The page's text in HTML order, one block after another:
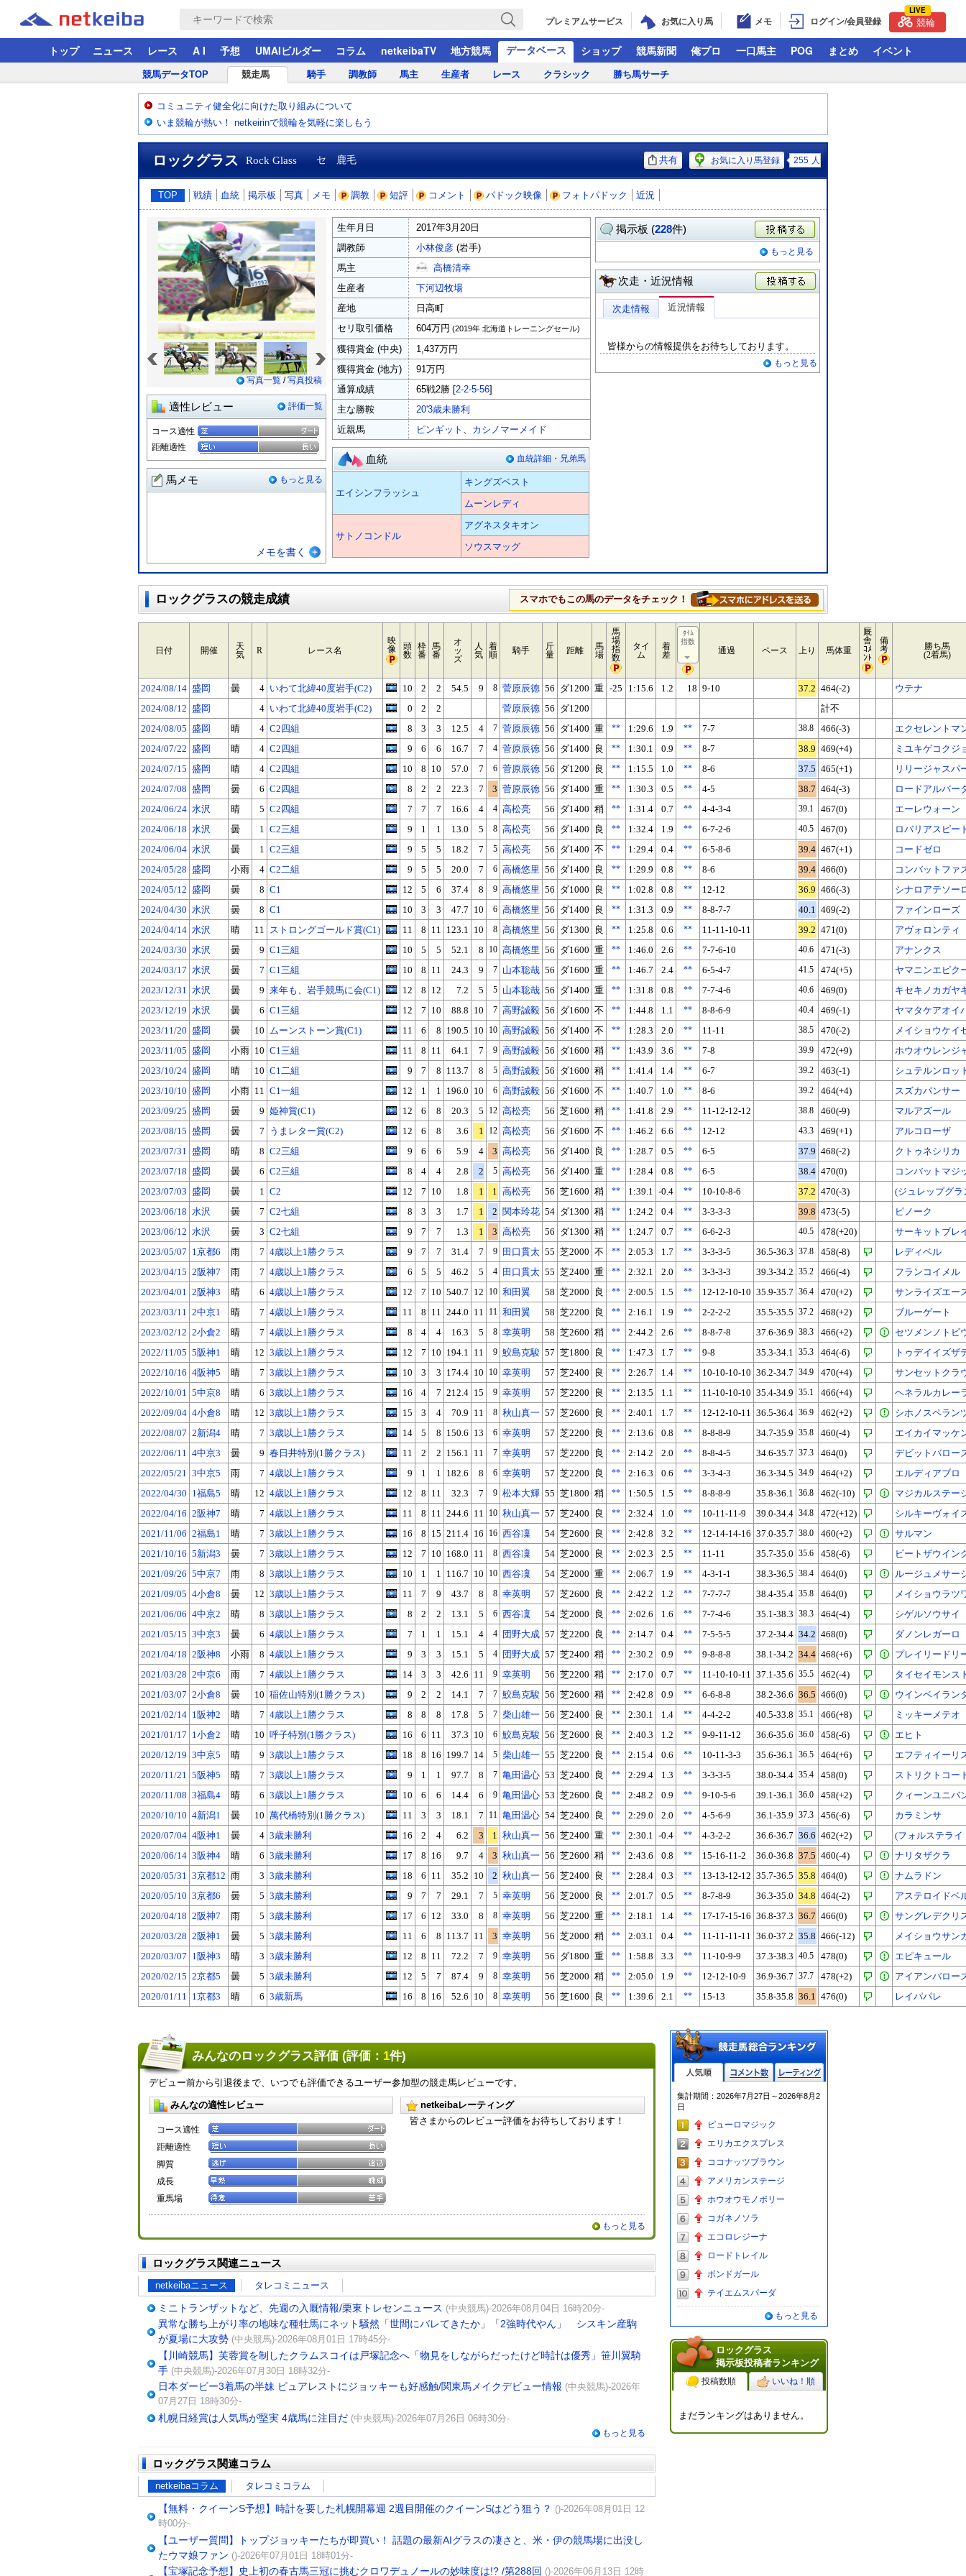
プレミアムサービス お気に入り馬 メモ ログイン/会員登録
LIVE
競輪
トップ ニュース レース A I 予想 UMAIビルダー コラム netkeibaTV 地方競馬 データベース ショップ 競馬新聞 俺プロ 一口馬主 POG まとめ イベント
競馬データTOP 競走馬 騎手 調教師 馬主 生産者 レース クラシック 勝ち馬サーチ
コミュニティ健全化に向けた取り組みについて
いま競輪が熱い！ netkeirinで競輪を気軽に楽しもう
ロックグラス Rock Glass セ 鹿毛 共有 お気に入り馬登録 255 人
Facebook LINE URLをコピー
TOP 戦績 血統 掲示板 写真 メモ 調教 短評 コメント パドック映像 フォトパドック 近況
写真一覧 /写真投稿
適性レビュー 評価一覧
コース適性
距離適性
馬メモ もっと見る
メモを書く
生年月日
2017年3月20日
調教師
小林俊彦 (岩手)
馬主
高橋清幸
生産者
下河辺牧場
産地
日高町
セリ取引価格
604万円 (2019年 北海道トレーニングセール)
獲得賞金 (中央)
1,437万円
獲得賞金 (地方)
91万円
通算成績
65戦2勝 [2-2-5-56]
主な勝鞍
20'3歳未勝利
近親馬
ピンギット 、 カシノマーメイド
血統 血統詳細・兄弟馬
エイシンフラッシュ
キングズベスト
ムーンレディ
サトノコンドル
アグネスタキオン
ソウスマッグ
掲示板 (228件)
投稿する
もっと見る
次走・近況情報
次走情報 近況情報
皆様からの情報提供をお待ちしております。
もっと見る
ロックグラスの競走成績 スマホでもこの馬のデータをチェック！
日付 開催
天
気
R レース名
映
像
頭
数
枠
番
馬
番
オ
ッ
ズ
人
気
着
順
騎手
斤
量
距離
馬
場
馬
場
指
数
タイ
ム
着
差
ﾀｲﾑ
指数
通過 ペース 上り 馬体重
厩
舎
ｺﾒ
ﾝﾄ
備
考
勝ち馬
(2着馬)
2024/08/14 盛岡 曇 4 いわて北緯40度岩手(C2) 10 2 2 54.5 9 8 菅原辰徳 56 ダ1200 重 -25 1:15.6 1.2 18 9-10 37.2 464(-2)
ウテナ
2024/08/12 盛岡 4 いわて北緯40度岩手(C2) 0 2 2 菅原辰徳 56 ダ1200
計不
2024/08/05 盛岡 晴 4 C2四組 8 3 3 12.5 4 7 菅原辰徳 56 ダ1400 重 ** 1:29.6 1.9 ** 7-7 38.8 466(-3)
エクセレントマ
2024/07/22 盛岡 晴 4 C2四組 9 6 6 16.7 7 4 菅原辰徳 56 ダ1400 良 ** 1:30.1 0.9 ** 8-7 38.9 469(+4)
ミユキゲコクジ
2024/07/15 盛岡 晴 4 C2四組 10 8 10 57.0 7 6 菅原辰徳 56 ダ1200 良 ** 1:15.5 1.0 ** 8-6 37.5 465(+1)
リリージャスパ
2024/07/08 盛岡 曇 6 C2四組 8 2 2 22.3 7 3 菅原辰徳 56 ダ1400 重 ** 1:30.3 0.5 ** 4-5 38.7 464(-3)
ロードアルバー
2024/06/24 水沢 晴 5 C2四組 7 7 7 16.6 4 4 高松亮 56 ダ1400 稍 ** 1:31.4 0.7 ** 4-4-3-4 39.1 467(0)
エーレウォーン
2024/06/18 水沢 曇 1 C2三組 9 1 1 13.0 5 8 高松亮 56 ダ1400 良 ** 1:32.4 1.9 ** 6-7-2-6 40.5 467(0)
ロバリアスピー
2024/06/04 水沢 曇 1 C2三組 9 5 5 18.2 7 5 高松亮 56 ダ1400 不 ** 1:29.4 0.4 ** 6-5-8-6 39.4 467(+1)
コードゼロ
2024/05/28 盛岡 小雨 4 C2二組 9 5 5 20.0 7 6 高橋悠里 56 ダ1400 良 ** 1:29.9 0.8 ** 8-6 39.4 466(0)
コンバットファ
2024/05/12 盛岡 曇 8 C1 12 5 6 37.4 8 9 高橋悠里 56 ダ1000 良 ** 1:02.8 0.8 ** 12-12 36.9 466(-3)
シナロアテソー
2024/04/30 水沢 曇 8 C1 10 3 3 47.7 10 6 高橋悠里 56 ダ1400 良 ** 1:31.3 0.9 ** 8-8-7-7 40.1 469(-2)
ファインローズ
2024/04/14 水沢 晴 11 ストロングゴールド賞(C1) 11 8 11 123.1 10 8 高橋悠里 56 ダ1300 良 ** 1:25.8 0.6 ** 11-11-10-11 39.2 471(0)
アヴォロンティ
2024/03/30 水沢 曇 9 C1三組 10 5 5 52.1 8 10 高橋悠里 56 ダ1600 重 ** 1:46.0 2.6 ** 7-7-6-10 40.6 471(-3)
アナンクス
2024/03/17 水沢 曇 7 C1三組 10 8 11 24.3 9 7 山本聡哉 56 ダ1600 重 ** 1:46.7 2.4 ** 6-5-4-7 41.5 474(+5)
ヤマニンエピク
2023/12/31 水沢 曇 9 来年も、岩手競馬に会(C1) 12 8 12 7.2 5 5 山本聡哉 56 ダ1400 重 ** 1:31.8 0.8 ** 7-7-4-6 40.6 469(0)
キセキノカガヤ
2023/12/19 水沢 曇 6 C1三組 12 7 10 88.8 10 7 高野誠毅 56 ダ1600 不 ** 1:44.8 1.1 ** 8-8-6-9 40.4 469(-1)
ヤマタケアオイ
2023/11/20 盛岡 曇 10 ムーンストーン賞(C1) 11 6 8 190.5 10 10 高野誠毅 56 ダ1400 不 ** 1:28.3 2.0 ** 11-11 38.5 470(-2)
メイショウケイ
2023/11/05 盛岡 小雨 10 C1三組 11 8 11 64.1 7 9 高野誠毅 56 ダ1600 稍 ** 1:43.9 3.6 ** 7-8 39.9 472(+9)
ホウオウレンジ
2023/10/24 盛岡 晴 10 C1二組 9 7 8 113.7 8 5 高野誠毅 56 ダ1600 稍 ** 1:41.4 1.4 ** 6-7 39.2 463(-1)
シュテルンロッ
2023/10/10 盛岡 小雨 11 C1一組 12 1 1 196.0 10 6 高野誠毅 56 ダ1600 不 ** 1:40.7 1.0 ** 8-6 39.2 464(+4)
スズカパンサー
2023/09/25 盛岡 曇 9 姫神賞(C1) 12 6 8 20.3 5 12 高松亮 56 芝1600 稍 ** 1:41.8 2.9 ** 11-12-12-12 38.8 460(-9)
マルアズール
2023/08/15 盛岡 曇 7 うまレター賞(C2) 12 6 8 3.6 1 12 高松亮 56 ダ1600 不 ** 1:46.2 6.6 ** 12-12 43.3 469(+1)
アルコローザ
2023/07/31 盛岡 晴 8 C2三組 9 6 6 5.9 4 3 高松亮 56 ダ1400 良 ** 1:28.7 0.5 ** 6-5 37.9 468(-2)
クトゥネシリカ
2023/07/18 盛岡 曇 6 C2三組 8 4 4 2.8 2 5 高松亮 56 ダ1400 重 ** 1:28.4 0.8 ** 6-5 38.4 470(0)
コンバットマジ
2023/07/03 盛岡 曇 1 C2 12 7 10 1.8 1 1 高松亮 56 芝1600 稍 ** 1:39.1 -0.4 ** 10-10-8-6 37.2 470(-3)
(ジュレップグラ
2023/06/18 水沢 曇 7 C2七組 8 3 3 1.7 1 2 関本玲花 54 ダ1300 稍 ** 1:24.2 0.4 ** 3-3-3-3 39.8 473(-5)
ピノーク
2023/06/12 水沢 曇 3 C2七組 9 7 7 1.3 1 3 高松亮 56 ダ1300 稍 ** 1:24.7 0.7 ** 6-6-2-3 40.5 478(+20)
サーキットブレ
2023/05/07 1京都6 雨 7 4歳以上1勝クラス 9 7 7 31.4 7 9 田口貫太 55 芝2000 不 ** 2:05.3 1.7 ** 3-3-3-5 36.5-36.3 37.8 458(-8)
レディベル
2023/04/15 2阪神7 雨 7 4歳以上1勝クラス 6 5 5 46.2 5 4 田口貫太 55 芝2400 重 ** 2:32.1 2.0 ** 3-3-3-3 39.3-34.2 35.2 466(-4)
フランコイメル
2023/04/01 2阪神3 晴 6 4歳以上1勝クラス 12 7 10 540.7 12 10 和田翼 58 芝2000 良 ** 2:00.5 1.5 ** 12-12-10-10 35.9-35.7 36.4 470(+2)
サンライズエー
2023/03/11 2中京1 晴 7 4歳以上1勝クラス 11 8 11 244.0 11 11 和田翼 58 芝2200 良 ** 2:16.1 1.9 ** 2-2-2-2 35.5-35.5 37.2 468(+2)
ブルーゲート
2023/02/12 2小倉2 晴 7 4歳以上1勝クラス 8 4 4 16.3 5 8 幸英明 58 芝2600 稍 ** 2:44.2 2.6 ** 8-8-7-8 37.6-36.9 38.3 466(+2)
セツメンノトビ
2022/11/05 5阪神1 晴 12 3歳以上1勝クラス 12 7 10 194.1 11 9 鮫島克駿 57 芝1800 良 ** 1:47.3 1.7 ** 9-8 35.3-34.1 35.3 464(-6)
トゥデイイズザ
2022/10/16 4阪神5 晴 7 3歳以上1勝クラス 10 3 3 174.4 10 10 幸英明 57 芝2400 良 ** 2:26.7 1.4 ** 10-10-10-10 36.2-34.7 34.9 470(+4)
サンセットクラ
2022/10/01 5中京8 晴 6 3歳以上1勝クラス 16 4 7 212.4 15 9 幸英明 57 芝2200 良 ** 2:13.5 1.1 ** 11-10-10-10 35.4-34.9 35.1 466(+4)
ヘネラルカレー
2022/09/04 4小倉8 晴 12 3歳以上1勝クラス 15 3 4 70.9 11 8 秋山真一 57 芝2600 良 ** 2:40.1 1.7 ** 12-12-10-11 36.5-36.4 36.9 462(+2)
シホノスペラン
2022/08/07 2新潟4 晴 7 3歳以上1勝クラス 14 5 8 150.6 13 6 幸英明 57 芝2200 良 ** 2:13.6 0.8 ** 8-8-8-9 34.7-35.9 35.8 460(-4)
エイカイマッケ
2022/06/11 4中京3 曇 9 春日井特別(1勝クラス) 11 2 2 156.1 11 7 幸英明 57 芝2200 良 ** 2:14.2 2.0 ** 8-8-4-5 34.6-35.7 37.3 464(0)
デビットバロー
2022/05/21 3中京5 雨 7 4歳以上1勝クラス 9 1 1 182.6 8 6 幸英明 57 芝2200 良 ** 2:16.3 0.6 ** 3-3-4-3 36.3-34.5 34.9 464(+2)
エルディアブロ
2022/04/30 1福島5 晴 12 4歳以上1勝クラス 12 8 11 32.3 7 9 松本大輝 55 芝1800 稍 ** 1:50.5 1.5 ** 8-8-8-9 35.8-36.1 36.8 462(-10)
マジカルステー
2022/04/16 2阪神7 晴 7 4歳以上1勝クラス 11 8 11 244.6 11 10 秋山真一 57 芝2400 良 ** 2:32.4 1.0 ** 10-11-11-9 39.0-34.4 34.8 472(+12)
シルキーヴォイ
2021/11/06 2福島1 晴 7 3歳以上1勝クラス 16 8 15 211.4 16 16 西谷凜 54 芝2600 良 ** 2:42.8 3.2 ** 12-14-14-16 37.0-35.7 38.0 460(+2)
サルマン
2021/10/16 5新潟3 曇 7 3歳以上1勝クラス 12 7 10 168.0 11 8 西谷凜 54 芝2000 良 ** 2:02.3 2.5 ** 11-11 35.7-35.0 35.6 458(-6)
ビートザウイン
2021/09/26 5中京7 雨 8 3歳以上1勝クラス 10 1 1 116.7 10 10 西谷凜 54 芝2000 重 ** 2:06.7 1.9 ** 4-3-1-1 38.3-36.5 38.4 464(0)
ルージュメサー
2021/09/05 4小倉8 曇 12 3歳以上1勝クラス 11 7 9 43.7 8 8 幸英明 57 芝2600 良 ** 2:42.2 1.2 ** 7-7-7-7 38.4-35.4 35.8 464(0)
メイショウラツ
2021/06/06 4中京2 晴 8 3歳以上1勝クラス 8 2 2 13.1 5 6 西谷凜 54 芝2000 良 ** 2:02.6 1.6 ** 7-7-4-6 35.1-38.3 38.3 464(-4)
シゲルソウサイ
2021/05/15 3中京3 曇 6 4歳以上1勝クラス 7 1 1 15.1 4 4 団野大成 57 芝2200 良 ** 2:14.7 0.4 ** 7-5-5-5 37.2-34.4 34.2 468(0)
ダノンレガーロ
2021/04/18 2阪神8 小雨 8 4歳以上1勝クラス 9 3 3 15.1 5 4 団野大成 57 芝2400 稍 ** 2:30.2 0.9 ** 9-8-8-8 38.1-34.2 34.4 468(+6)
プレイリードリ
2021/03/28 2中京6 雨 7 4歳以上1勝クラス 14 3 3 42.6 11 9 幸英明 56 芝2200 稍 ** 2:17.0 0.7 ** 11-10-10-11 37.1-35.6 35.5 462(-4)
タイセイモンス
2021/03/07 2小倉8 曇 10 稲佐山特別(1勝クラス) 9 2 2 14.1 7 7 鮫島克駿 56 芝2600 稍 ** 2:42.8 0.9 ** 6-6-8-8 38.2-36.6 36.5 466(0)
ウインベイラン
2021/02/14 1阪神2 晴 7 4歳以上1勝クラス 8 8 8 17.8 5 7 柴山雄一 56 芝2400 良 ** 2:30.1 1.4 ** 4-4-2-2 40.5-33.8 35.1 466(+8)
ミッキーメテオ
2021/01/17 1小倉2 晴 10 呼子特別(1勝クラス) 16 6 11 37.3 10 6 鮫島克駿 56 芝2600 良 ** 2:40.3 1.2 ** 9-9-11-12 36.6-35.6 36.0 458(-6)
エヒト
2020/12/19 3中京5 晴 9 3歳以上1勝クラス 18 8 16 199.7 14 5 柴山雄一 55 芝2200 良 ** 2:15.4 0.6 ** 10-11-3-3 35.6-36.1 36.5 464(+6)
エフティイーリ
2020/11/21 5阪神5 晴 7 3歳以上1勝クラス 9 1 1 97.7 8 7 亀田温心 53 芝2400 良 ** 2:29.4 1.3 ** 3-3-3-5 38.0-34.4 35.4 458(0)
ストリクトコー
2020/11/08 3福島4 晴 6 3歳以上1勝クラス 10 6 6 14.4 6 9 亀田温心 53 芝2600 良 ** 2:48.2 0.9 ** 9-10-5-6 39.1-36.1 36.0 458(+2)
クィーンユニバ
2020/10/10 4新潟1 曇 10 萬代橋特別(1勝クラス) 11 3 3 18.1 7 11 亀田温心 54 芝2400 良 ** 2:29.0 2.0 ** 4-5-6-9 36.1-35.9 37.3 456(-6)
カラミンサ
2020/07/04 4阪神1 曇 4 3歳未勝利 16 2 4 6.2 3 1 秋山真一 56 芝2400 重 ** 2:30.1 -0.4 ** 4-3-2-2 36.6-36.7 36.6 462(+2)
(フォルステライ
2020/06/14 3阪神4 晴 6 3歳未勝利 17 8 16 9.7 4 3 秋山真一 56 芝2600 稍 ** 2:43.6 0.8 ** 15-16-11-2 36.0-36.8 37.5 460(-4)
ナリタザクラ
2020/05/31 3京都12 雨 3 3歳未勝利 18 6 11 35.2 10 2 秋山真一 56 芝2400 良 ** 2:28.4 0.3 ** 13-13-12-12 35.7-36.5 35.8 464(0)
ナムラドン
2020/05/10 3京都6 曇 5 3歳未勝利 9 7 7 29.1 7 5 幸英明 56 芝2000 良 ** 2:01.7 0.5 ** 8-7-8-9 36.3-35.0 34.8 464(-2)
アステロイドベ
2020/04/18 2阪神7 雨 5 3歳未勝利 17 6 12 33.0 8 8 幸英明 56 芝2200 重 ** 2:18.1 1.4 ** 17-17-15-16 36.8-37.3 36.7 466(0)
サングレデクリ
2020/03/28 2阪神1 曇 5 3歳未勝利 11 6 8 113.7 11 3 幸英明 56 芝2000 稍 ** 2:03.1 0.4 ** 11-11-11-11 36.0-37.2 35.8 466(-12)
メイショウサン
2020/03/07 1阪神3 晴 3 3歳未勝利 12 8 11 72.2 7 9 幸英明 56 ダ1800 重 ** 1:58.8 3.3 ** 11-10-9-9 37.3-38.3 40.5 478(0)
エピキュール
2020/02/15 2京都5 曇 5 3歳未勝利 12 5 7 87.4 9 8 幸英明 56 芝2000 稍 ** 2:05.0 1.9 ** 12-12-10-9 36.9-36.7 37.7 478(+2)
アイアンバロー
2020/01/11 1京都3 晴 6 3歳新馬 16 8 16 52.6 10 8 幸英明 56 芝1600 良 ** 1:39.6 2.1 ** 15-13 35.8-35.8 36.1 476(0) レイパパレ
みんなのロックグラス評価 (評価： 1件)
デビュー前から引退後まで、いつでも評価できるユーザー参加型の競走馬レビューです。
みんなの適性レビュー
コース適性
距離適性
脚質
成長
重馬場
netkeibaレーティング
皆さまからのレビュー評価をお待ちしております！
もっと見る
ロックグラス関連ニュース
netkeibaニュース タレコミニュース
ミニトランザットなど、先週の入厩情報/栗東トレセンニュース (中央競馬)-2026年08月04日 16時20分-
異常な勝ち上がり率の地味な種牡馬にネット騒然「世間にバレてきたか」「2強時代やん」 シスキン産駒
が夏場に大攻勢 (中央競馬)-2026年08月01日 17時45分-
【川崎競馬】芙蓉賞を制したクラムスコイは戸塚記念へ「物見をしながらだったけど時計は優秀」笹川翼騎
手 (中央競馬)-2026年07月30日 18時32分-
日本ダービー3着馬の半妹 ピュアレストにジョッキーも好感触/関東馬メイクデビュー情報 (中央競馬)-2026年
07月27日 18時30分-
札幌日経賞は人気馬が堅実 4歳馬に注目だ (中央競馬)-2026年07月26日 06時30分-
もっと見る
ロックグラス関連コラム
netkeibaコラム タレコミコラム
【無料・クイーンS予想】時計を要した札幌開幕週 2週目開催のクイーンSはどう狙う？ ()-2026年08月01日 12
時00分-
【ユーザー質問】トップジョッキーたちが即買い！ 話題の最新AIグラスの凄さと、米・伊の競馬場に出没し
たウマ娘ファン ()-2026年07月01日 18時01分-
【宝塚記念予想】史上初の春古馬三冠に挑むクロワデュノールの妙味度は!? /第288回 ()-2026年06月13日 12時
グ
集計期間：2026年7月27日～2026年8月2
日
ピューロマジック
エリカエクスプレス
ココナッツブラウン
アメリカンステージ
ホウオウモノポリー
コガネノソラ
エコロレジーナ
ロードトレイル
ボンドガール
テイエムスパーダ
もっと見る
ロックグラス
掲示板投稿者ランキング
投稿数順 いいね！順
まだランキングはありません。